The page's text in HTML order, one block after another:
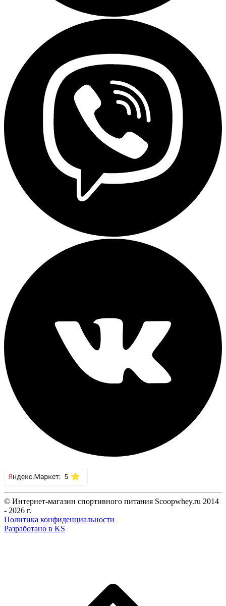
© Интернет-магазин спортивного питания Scoopwhey.ru 2014
- 2026 г.
Политика конфиденциальности
Разработано в KS